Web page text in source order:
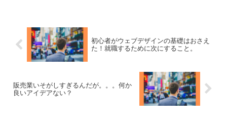
初心者がウェブデザインの基礎はおさえ
た！就職するために次にすること。
販売業いそがしすぎるんだが。。。何か
良いアイデアない？